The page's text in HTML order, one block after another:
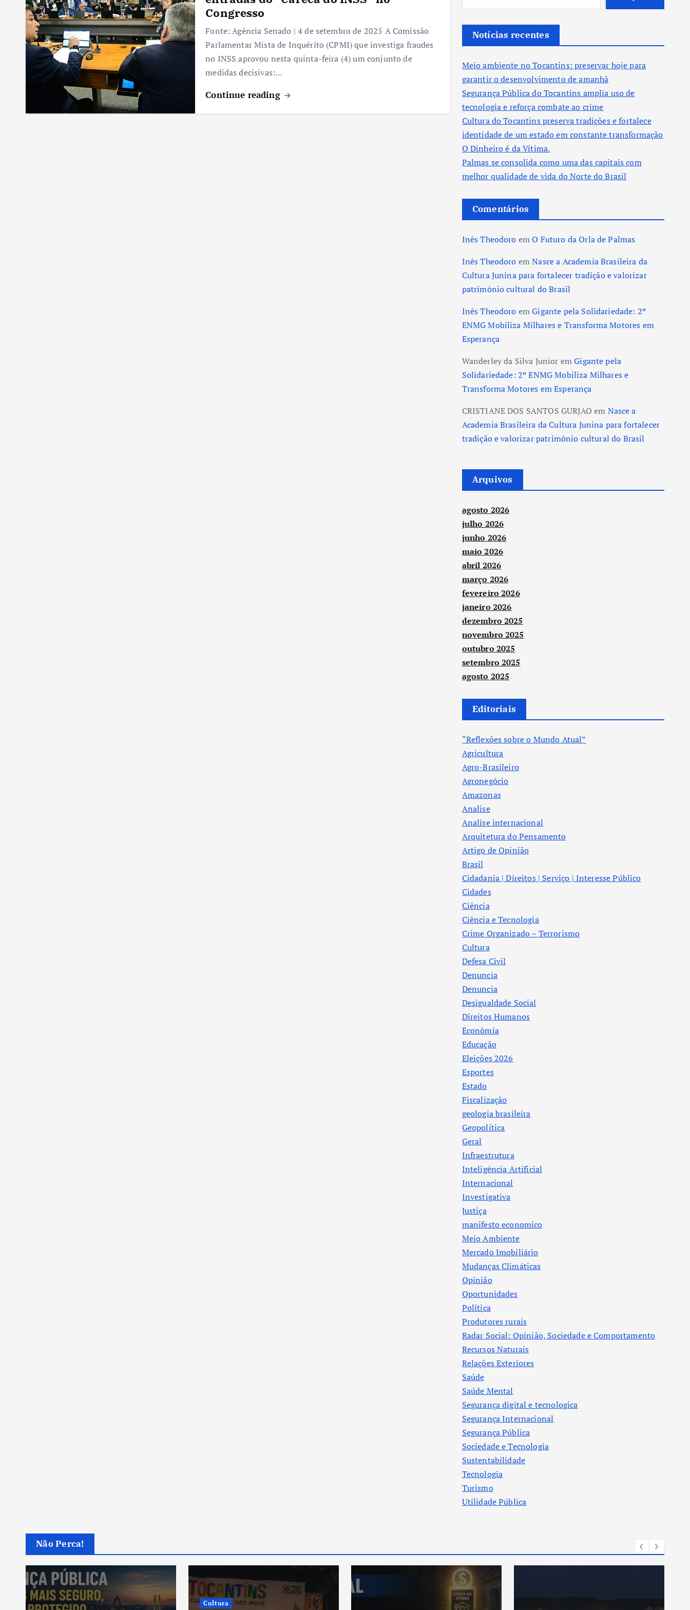
Congresso
Fonte: Agência Senado | 4 de setembro de 2025 A Comissão
Parlamentar Mista de Inquérito (CPMI) que investiga fraudes
no INSS aprovou nesta quinta-feira (4) um conjunto de
medidas decisivas:…
Continue reading
Notícias recentes
Meio ambiente no Tocantins: preservar hoje para
garantir o desenvolvimento de amanhã
Segurança Pública do Tocantins amplia uso de
tecnologia e reforça combate ao crime
Cultura do Tocantins preserva tradições e fortalece
identidade de um estado em constante transformação
O Dinheiro é da Vítima.
Palmas se consolida como uma das capitais com
melhor qualidade de vida do Norte do Brasil
Comentários
Inês Theodoro emO Futuro da Orla de Palmas
Inês Theodoro emNasce a Academia Brasileira da
Cultura Junina para fortalecer tradição e valorizar
patrimônio cultural do Brasil
Inês Theodoro emGigante pela Solidariedade: 2º
ENMG Mobiliza Milhares e Transforma Motores em
Esperança
Wanderley da Silva Junior emGigante pela
Solidariedade: 2º ENMG Mobiliza Milhares e
Transforma Motores em Esperança
CRISTIANE DOS SANTOS GURJAO em Nasce a
Academia Brasileira da Cultura Junina para fortalecer
tradição e valorizar patrimônio cultural do Brasil
Arquivos
agosto 2026
julho 2026
junho 2026
maio 2026
abril 2026
março 2026
fevereiro 2026
janeiro 2026
dezembro 2025
novembro 2025
outubro 2025
setembro 2025
agosto 2025
Editoriais
“Reflexões sobre o Mundo Atual”
Agricultura
Agro-Brasileiro
Agronegócio
Amazonas
Analise
Analise internacional
Arquitetura do Pensamento
Artigo de Opinião
Brasil
Cidadania | Direitos | Serviço | Interesse Público
Cidades
Ciência
Ciência e Tecnologia
Crime Organizado – Terrorismo
Cultura
Defesa Civil
Denuncia
Denuncia
Desigualdade Social
Direitos Humanos
Econômia
Educação
Eleições 2026
Esportes
Estado
Fiscalização
geologia brasileira
Geopolítica
Geral
Infraestrutura
Inteligência Artificial
Internacional
Investigativa
Justiça
manifesto economico
Meio Ambiente
Mercado Imobiliário
Mudanças Climáticas
Opinião
Oportunidades
Política
Produtores rurais
Radar Social: Opinião, Sociedade e Comportamento
Recursos Naturais
Relações Exteriores
Saúde
Saúde Mental
Segurança digital e tecnologica
Segurança Internacional
Segurança Pública
Sociedade e Tecnologia
Sustentabilidade
Tecnologia
Turismo
Utilidade Pública
Não Perca!
Cultura